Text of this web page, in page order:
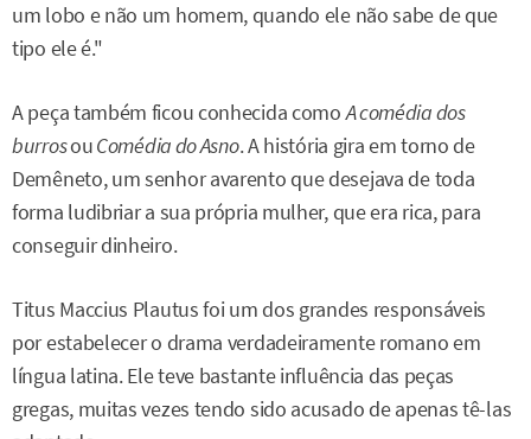
um lobo e não um homem, quando ele não sabe de que
tipo ele é."
A peça também ficou conhecida comoA comédia dos
burrosouComédia do Asno. A história gira em torno de
Demêneto, um senhor avarento que desejava de toda
forma ludibriar a sua própria mulher, que era rica, para
conseguir dinheiro.
Titus Maccius Plautus foi um dos grandes responsáveis
por estabelecer o drama verdadeiramente romano em
língua latina. Ele teve bastante influência das peças
gregas, muitas vezes tendo sido acusado de apenas tê-las